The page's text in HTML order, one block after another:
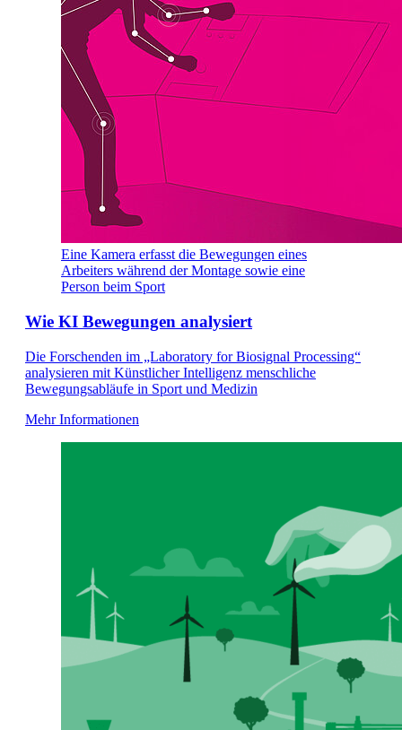
Eine Kamera erfasst die Bewegungen eines
Arbeiters während der Montage sowie eine
Person beim Sport
Wie KI Bewegungen analysiert
Die Forschenden im „Laboratory for Biosignal Processing“
analysieren mit Künstlicher Intelligenz menschliche
Bewegungsabläufe in Sport und Medizin
Mehr Informationen